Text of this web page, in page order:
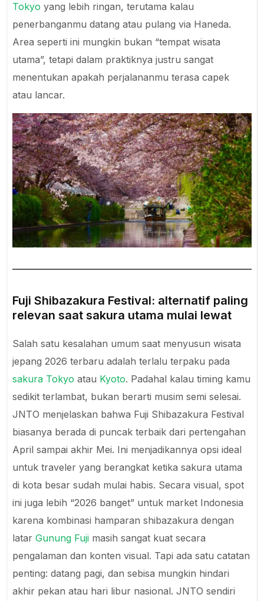
Tokyo yang lebih ringan, terutama kalau
penerbanganmu datang atau pulang via Haneda.
Area seperti ini mungkin bukan “tempat wisata
utama”, tetapi dalam praktiknya justru sangat
menentukan apakah perjalananmu terasa capek
atau lancar.
Fuji Shibazakura Festival: alternatif paling
relevan saat sakura utama mulai lewat
Salah satu kesalahan umum saat menyusun wisata
jepang 2026 terbaru adalah terlalu terpaku pada
sakura Tokyo atau Kyoto. Padahal kalau timing kamu
sedikit terlambat, bukan berarti musim semi selesai.
JNTO menjelaskan bahwa Fuji Shibazakura Festival
biasanya berada di puncak terbaik dari pertengahan
April sampai akhir Mei. Ini menjadikannya opsi ideal
untuk traveler yang berangkat ketika sakura utama
di kota besar sudah mulai habis. Secara visual, spot
ini juga lebih “2026 banget” untuk market Indonesia
karena kombinasi hamparan shibazakura dengan
latarGunung Fuji masih sangat kuat secara
pengalaman dan konten visual. Tapi ada satu catatan
penting: datang pagi, dan sebisa mungkin hindari
akhir pekan atau hari libur nasional. JNTO sendiri